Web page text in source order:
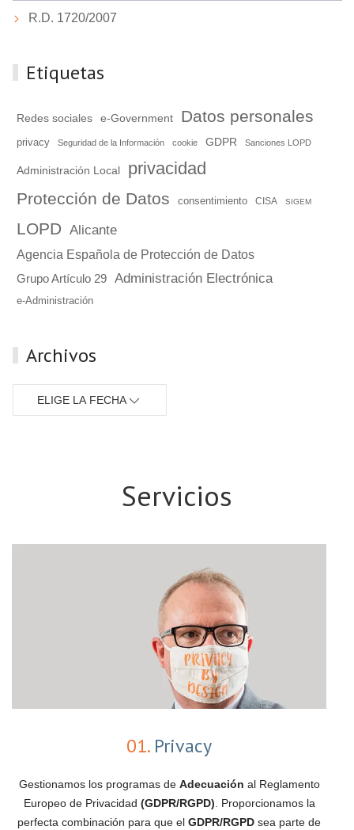
R.D. 1720/2007
Etiquetas
Redes sociales e-Government Datos personales
privacy Seguridad de la Información cookie GDPR Sanciones LOPD
Administración Local privacidad
Protección de Datos consentimiento CISA SIGEM
LOPD Alicante
Agencia Española de Protección de Datos
Grupo Artículo 29 Administración Electrónica
e-Administración
Archivos
ELIGE LA FECHA
Servicios
01.Privacy
Gestionamos los programas de Adecuación al Reglamento
Europeo de Privacidad (GDPR/RGPD). Proporcionamos la
perfecta combinación para que el GDPR/RGPD sea parte de